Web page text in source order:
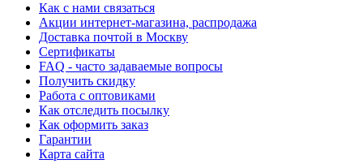
Как с нами связаться
Акции интернет-магазина, распродажа
Доставка почтой в Москву
Сертификаты
FAQ - часто задаваемые вопросы
Получить скидку
Работа с оптовиками
Как отследить посылку
Как оформить заказ
Гарантии
Карта сайта